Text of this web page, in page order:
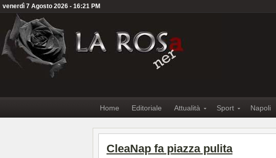
venerdì 7 Agosto 2026 - 16:21 PM
Home Editoriale Attualità Sport Napoli
CleaNap fa piazza pulita